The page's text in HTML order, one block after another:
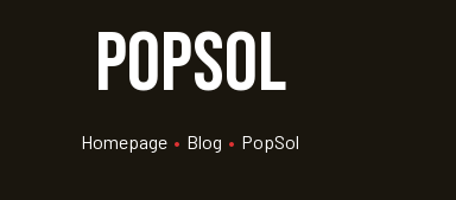
PopSol
Homepage • Blog • PopSol